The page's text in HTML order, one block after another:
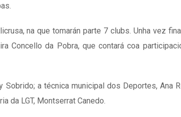
na que tomarán parte 7 clubs. Unha vez
Concello da Pobra, que contará coa
a técnica municipal dos Deportes, Ana
da LGT, Montserrat Canedo.